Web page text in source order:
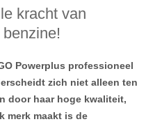
kracht van
Powerplus professioneel
zich niet alleen ten
door haar hoge kwaliteit,
merk maakt is de